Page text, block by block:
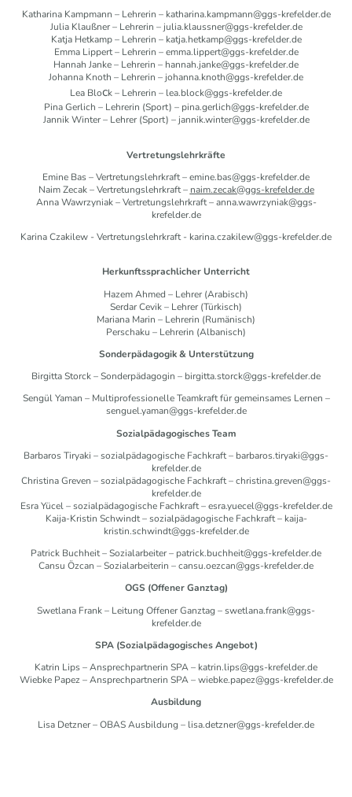
Katharina Kampmann – Lehrerin – katharina.kampmann@ggs-krefelder.de
Julia Klaußner – Lehrerin – julia.klaussner@ggs-krefelder.de
Katja Hetkamp – Lehrerin – katja.hetkamp@ggs-krefelder.de
Emma Lippert – Lehrerin – emma.lippert@ggs-krefelder.de
Hannah Janke – Lehrerin – hannah.janke@ggs-krefelder.de
Johanna Knoth – Lehrerin – johanna.knoth@ggs-krefelder.de
Lea Block – Lehrerin – lea.block@ggs-krefelder.de
Pina Gerlich – Lehrerin (Sport) – pina.gerlich@ggs-krefelder.de
Jannik Winter – Lehrer (Sport) – jannik.winter@ggs-krefelder.de
Vertretungslehrkräfte
Emine Bas – Vertretungslehrkraft – emine.bas@ggs-krefelder.de
Naim Zecak – Vertretungslehrkraft – naim.zecak@ggs-krefelder.de
Anna Wawrzyniak – Vertretungslehrkraft – anna.wawrzyniak@ggs-
krefelder.de
Karina Czakilew - Vertretungslehrkraft - karina.czakilew@ggs-krefelder.de
Herkunftssprachlicher Unterricht
Hazem Ahmed – Lehrer (Arabisch)
Serdar Cevik – Lehrer (Türkisch)
Mariana Marin – Lehrerin (Rumänisch)
Perschaku – Lehrerin (Albanisch)
Sonderpädagogik & Unterstützung
Birgitta Storck – Sonderpädagogin – birgitta.storck@ggs-krefelder.de
Sengül Yaman – Multiprofessionelle Teamkraft für gemeinsames Lernen –
senguel.yaman@ggs-krefelder.de
Sozialpädagogisches Team
Barbaros Tiryaki – sozialpädagogische Fachkraft – barbaros.tiryaki@ggs-
krefelder.de
Christina Greven – sozialpädagogische Fachkraft – christina.greven@ggs-
krefelder.de
Esra Yücel – sozialpädagogische Fachkraft – esra.yuecel@ggs-krefelder.de
Kaija-Kristin Schwindt – sozialpädagogische Fachkraft – kaija-
kristin.schwindt@ggs-krefelder.de
Patrick Buchheit – Sozialarbeiter – patrick.buchheit@ggs-krefelder.de
Cansu Özcan – Sozialarbeiterin – cansu.oezcan@ggs-krefelder.de
OGS (Offener Ganztag)
Swetlana Frank – Leitung Offener Ganztag – swetlana.frank@ggs-
krefelder.de
SPA (Sozialpädagogisches Angebot)
Katrin Lips – Ansprechpartnerin SPA – katrin.lips@ggs-krefelder.de
Wiebke Papez – Ansprechpartnerin SPA – wiebke.papez@ggs-krefelder.de
Ausbildung
Lisa Detzner – OBAS Ausbildung – lisa.detzner@ggs-krefelder.de